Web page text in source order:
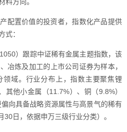
配置价值的投资者，指数化产品提供
式：
）跟踪中证稀有金属主题指数，该
冶炼及加工的上市公司证券为样本，
域。行业分布上，指数主要聚焦锂
其他小金属（11.7%）、铜（9.8%）
向具备战略资源属性与高景气的稀有
日，依据申万三级行业分类）。